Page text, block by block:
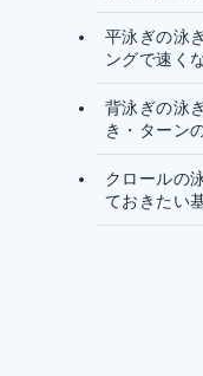
平泳ぎの泳
ングで速く
背泳ぎの泳
き・ターン
クロールの
ておきたい